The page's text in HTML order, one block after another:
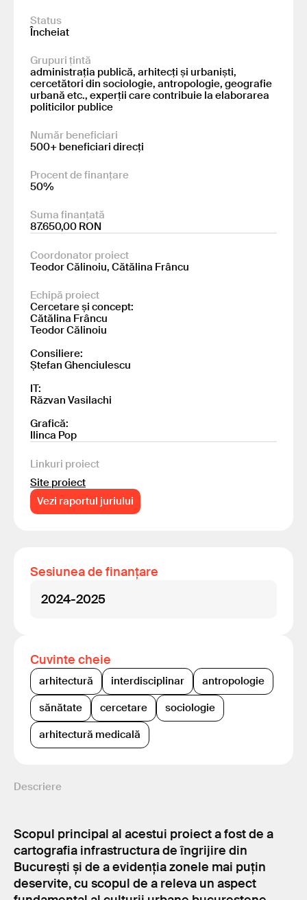
Status
Încheiat
Grupuri țintă
administrația publică, arhitecți și urbaniști,
cercetători din sociologie, antropologie, geografie
urbană etc., experții care contribuie la elaborarea
politicilor publice
Număr beneficiari
500+ beneficiari direcți
Procent de finanțare
50%
Suma finanțată
87.650,00 RON
Coordonator proiect
Teodor Călinoiu, Cătălina Frâncu
Echipă proiect
Cercetare și concept:
Cătălina Frâncu
Teodor Călinoiu
Consiliere:
Ștefan Ghenciulescu
IT:
Răzvan Vasilachi
Grafică:
Ilinca Pop
Linkuri proiect
Site proiect
Vezi raportul juriului
Sesiunea de finanțare
2024-2025
Cuvinte cheie
arhitectură interdisciplinar
antropologie
sănătate
cercetare
sociologie
arhitectură medicală
Descriere
Scopul principal al acestui proiect a fost de a
cartografia infrastructura de îngrijire din
București și de a evidenția zonele mai puțin
deservite, cu scopul de a releva un aspect